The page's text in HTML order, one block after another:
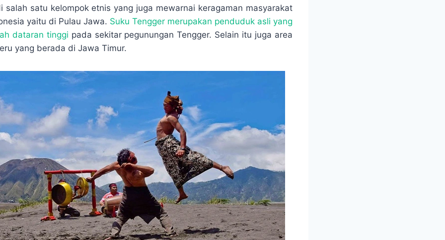
y
p
e
n
e
a
r
e
salah satu kelompok etnis yang juga mewarnai keragaman masyarakat
yaitu di Pulau Jawa. Suku Tengger merupakan penduduk asli yang
dataran tinggi pada sekitar pegunungan Tengger. Selain itu juga area
yang berada di Jawa Timur.